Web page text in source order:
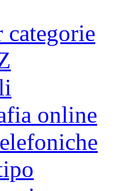
categorie
online